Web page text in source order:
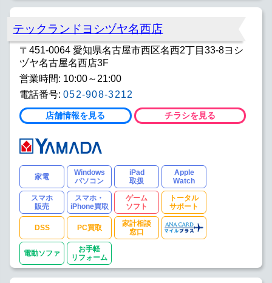
テックランドヨシヅヤ名西店
〒451-0064 愛知県名古屋市西区名西2丁目33-8ヨシ
ヅヤ名古屋名西店3F
営業時間: 10:00～21:00
電話番号: 052-908-3212
店舗情報を見る チラシを見る
家電
Windows
パソコン
iPad
取扱
Apple
Watch
スマホ
販売
スマホ・
iPhone買取
ゲーム
ソフト
トータル
サポート
DSS PC買取
家計相談
窓口
電動ソファ
お手軽
リフォーム